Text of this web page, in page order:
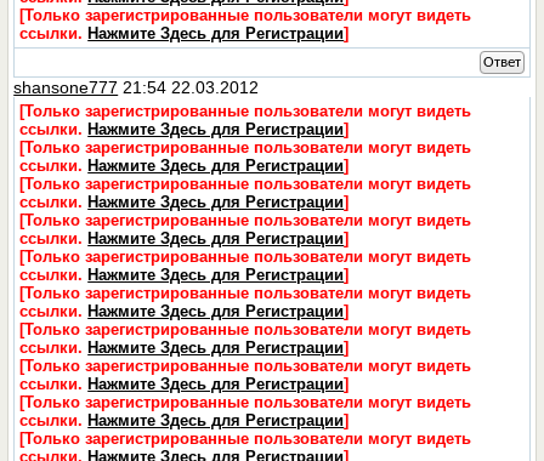
[Только зарегистрированные пользователи могут видеть
ссылки. Нажмите Здесь для Регистрации]
Ответ
shansone777 21:54 22.03.2012
[Только зарегистрированные пользователи могут видеть
ссылки. Нажмите Здесь для Регистрации]
[Только зарегистрированные пользователи могут видеть
ссылки. Нажмите Здесь для Регистрации]
[Только зарегистрированные пользователи могут видеть
ссылки. Нажмите Здесь для Регистрации]
[Только зарегистрированные пользователи могут видеть
ссылки. Нажмите Здесь для Регистрации]
[Только зарегистрированные пользователи могут видеть
ссылки. Нажмите Здесь для Регистрации]
[Только зарегистрированные пользователи могут видеть
ссылки. Нажмите Здесь для Регистрации]
[Только зарегистрированные пользователи могут видеть
ссылки. Нажмите Здесь для Регистрации]
[Только зарегистрированные пользователи могут видеть
ссылки. Нажмите Здесь для Регистрации]
[Только зарегистрированные пользователи могут видеть
ссылки. Нажмите Здесь для Регистрации]
[Только зарегистрированные пользователи могут видеть
ссылки. Нажмите Здесь для Регистрации]